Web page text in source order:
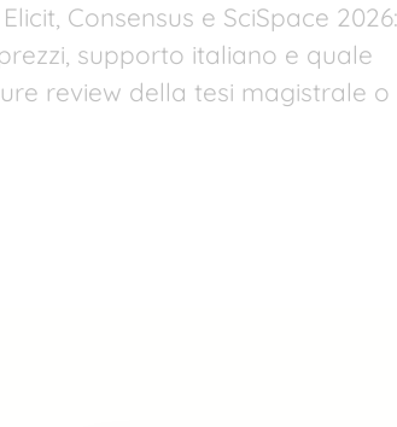
Consensus e SciSpace 2026:
supporto italiano e quale
review della tesi magistrale o